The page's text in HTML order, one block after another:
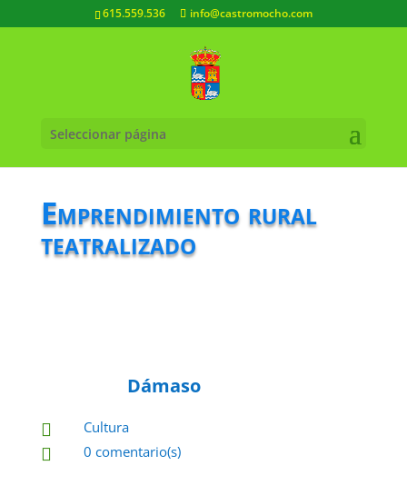
615.559.536 info@castromocho.com
Seleccionar página
Emprendimiento rural
teatralizado
Dámaso
 Cultura
 0 comentario(s)